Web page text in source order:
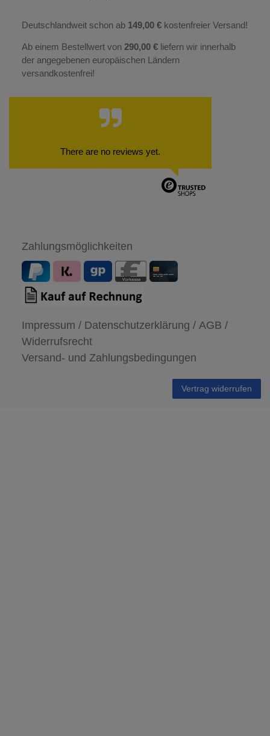
Deutschlandweit schon ab 149,00 € kostenfreier Versand!
Ab einem Bestellwert von 290,00 € liefern wir innerhalb
der angegebenen europäischen Ländern
versandkostenfrei!
There are no reviews yet.
Zahlungsmöglichkeiten
Impressum / Datenschutzerklärung / AGB /
Widerrufsrecht
Versand- und Zahlungsbedingungen
Vertrag widerrufen